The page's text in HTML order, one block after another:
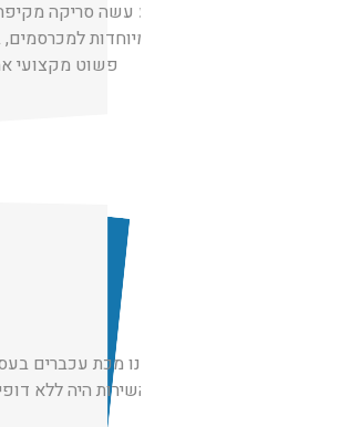
ותיבות מיוחדות
פשוט מקצועי
הייתה לנו מכת עכברים
מכם והשירות היה ללא